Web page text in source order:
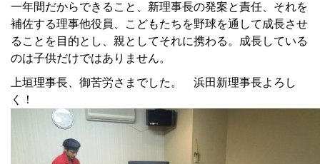
一年間だからできること、新理事長の発案と責任、それを
補佐する理事他役員、こどもたちを野球を通して成長させ
ることを目的とし、親としてそれに携わる。成長している
のは子供だけではありません。
上垣理事長、御苦労さまでした。 浜田新理事長よろし
く！